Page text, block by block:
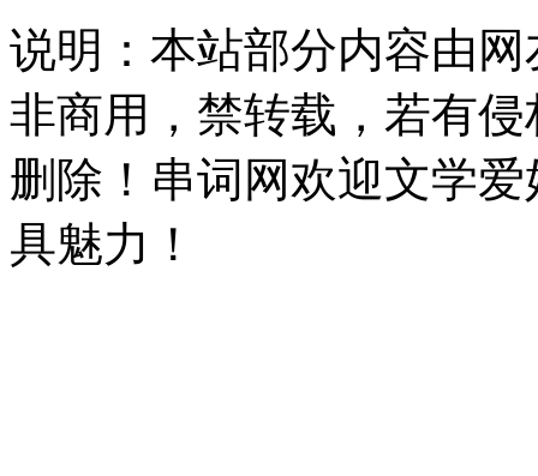
说明：本站部分内容由
非商用，禁转载，若有
删除！串词网欢迎文学
具魅力！